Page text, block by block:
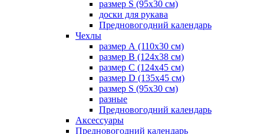
размер S (95х30 см)
доски для рукава
Предновогодний календарь
Чехлы
размер А (110х30 см)
размер В (124х38 см)
размер С (124х45 см)
размер D (135х45 см)
размер S (95х30 см)
разные
Предновогодний календарь
Аксессуары
Предновогодний календарь